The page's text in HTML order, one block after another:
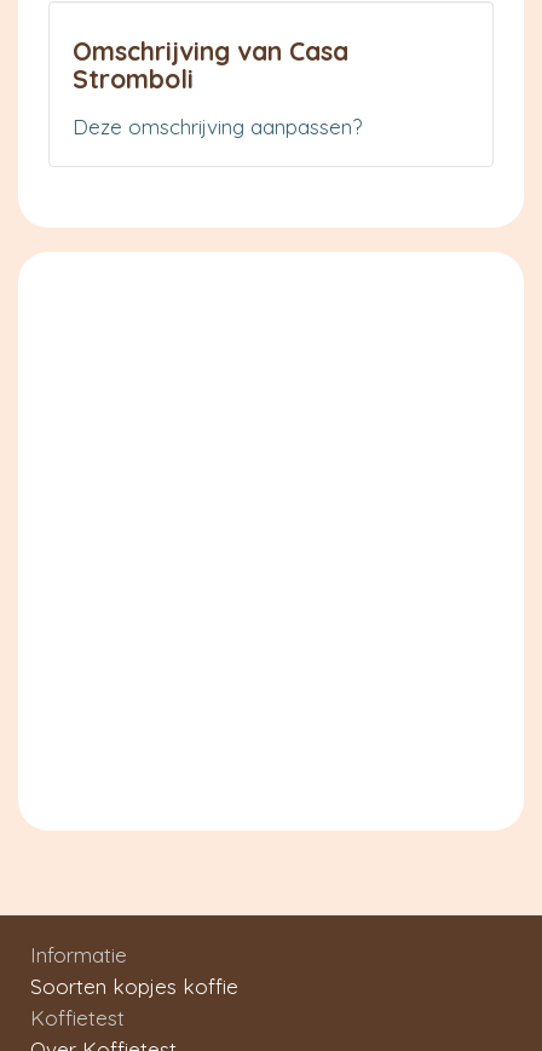
Omschrijving van Casa
Stromboli
Deze omschrijving aanpassen?
Informatie
Soorten kopjes koffie
Koffietest